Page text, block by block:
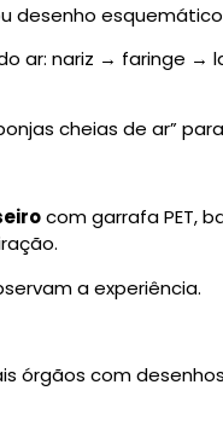
desenho
ar: nariz → faringe
cheias de ar”
com garrafa PET,
a experiência.
órgãos com